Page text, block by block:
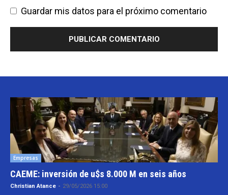
Guardar mis datos para el próximo comentario
Empresas
CAEME: inversión de u$s 8.000 M en seis años
Christian Atance - 29/05/2026 15:00